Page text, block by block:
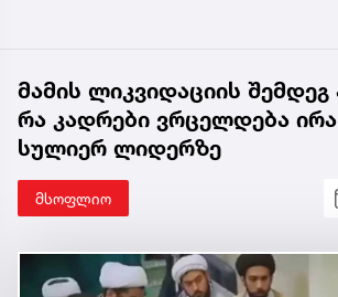
მამის ლიკვიდაციის
რა კადრები ვრცელდება
სულიერ ლიდერზე
მსოფლიო